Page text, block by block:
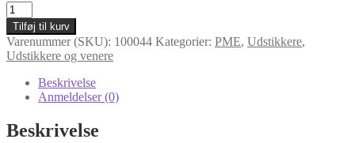
PME
Five
Petal
Cutter
Set/
fembladsudstikker
sæt
(de
Tilføj til kurv
Varenummer (SKU): 100044 Kategorier: PME, Udstikkere,
Udstikkere og venere
Beskrivelse
Anmeldelser (0)
Beskrivelse